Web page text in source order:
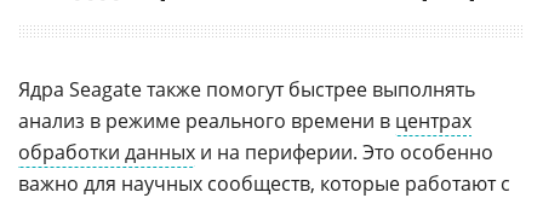
Ядра Seagate также помогут быстрее выполнять
анализ в режиме реального времени в центрах
обработки данных и на периферии. Это особенно
важно для научных сообществ, которые работают с